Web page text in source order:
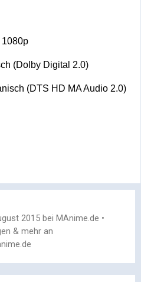
1080p
(Dolby Digital 2.0)
(DTS HD MA Audio 2.0)
2015 bei MAnime.de •
& mehr an